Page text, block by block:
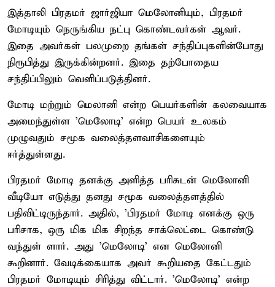
இத்தாலி பிரதமர் ஜார்ஜியா மெலோனியும், பிரதமர்
மோடியும் நெருங்கிய நட்பு கொண்டவர்கள் ஆவர்.
இதை அவர்கள் பலமுறை தங்கள் சந்திப்புகளின்போது
நிரூபித்து இருக்கின்றனர். இதை தற்போதைய
சந்திப்பிலும் வெளிப்படுத்தினர்.
மோடி மற்றும் மெலானி என்ற பெயர்களின் கலவையாக
அமைந்துள்ள 'மெலோடி' என்ற பெயர் உலகம்
முழுவதும் சமூக வலைத்தளவாசிகளையும்
ஈர்த்துள்ளது.
பிரதமர் மோடி தனக்கு அளித்த பரிசுடன் மெலோனி
வீடியோ எடுத்து தனது சமூக வலைத்தளத்தில்
பதிவிட்டிருந்தார். அதில், 'பிரதமர் மோடி எனக்கு ஒரு
பரிசாக, ஒரு மிக மிக சிறந்த சாக்லெட்டை கொண்டு
வந்துள் ளார். அது 'மெலோடி' என மெலோனி
கூறினார். வேடிக்கையாக அவர் கூறியதை கேட்டதும்
பிரதமர் மோடியும் சிரித்து விட்டார். 'மெலோடி' என்ற